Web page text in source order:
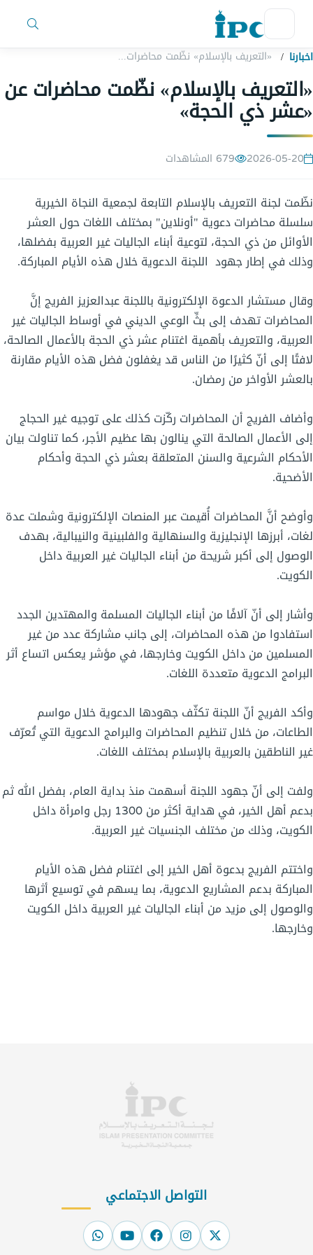
اخبارنا «التعريف بالإسلام» نظّمت محاضرات عن «عشر ذي الحجة»
«التعريف بالإسلام» نظّمت محاضرات عن
«عشر ذي الحجة»
2026-05-20 679 المشاهدات
نظّمت لجنة التعريف بالإسلام التابعة لجمعية النجاة الخيرية
سلسلة محاضرات دعوية "أونلاين" بمختلف اللغات حول العشر
الأوائل من ذي الحجة، لتوعية أبناء الجاليات غير العربية بفضلها،
وذلك في إطار جهود اللجنة الدعوية خلال هذه الأيام المباركة.
وقال مستشار الدعوة الإلكترونية باللجنة عبدالعزيز الفريج إنَّ
المحاضرات تهدف إلى بثِّ الوعي الديني في أوساط الجاليات غير
العربية، والتعريف بأهمية اغتنام عشر ذي الحجة بالأعمال الصالحة،
لافتًا إلى أنّ كثيرًا من الناس قد يغفلون فضل هذه الأيام مقارنة
بالعشر الأواخر من رمضان.
وأضاف الفريج أن المحاضرات ركّزت كذلك على توجيه غير الحجاج
إلى الأعمال الصالحة التي ينالون بها عظيم الأجر، كما تناولت بيان
الأحكام الشرعية والسنن المتعلقة بعشر ذي الحجة وأحكام
الأضحية.
وأوضح أنَّ المحاضرات أُقيمت عبر المنصات الإلكترونية وشملت عدة
لغات، أبرزها الإنجليزية والسنهالية والفلبينية والنيبالية، بهدف
الوصول إلى أكبر شريحة من أبناء الجاليات غير العربية داخل
الكويت.
وأشار إلى أنّ آلافًا من أبناء الجاليات المسلمة والمهتدين الجدد
استفادوا من هذه المحاضرات، إلى جانب مشاركة عدد من غير
المسلمين من داخل الكويت وخارجها، في مؤشر يعكس اتساع أثر
البرامج الدعوية متعددة اللغات.
وأكد الفريج أنّ اللجنة تكثّف جهودها الدعوية خلال مواسم
الطاعات، من خلال تنظيم المحاضرات والبرامج الدعوية التي تُعرّف
غير الناطقين بالعربية بالإسلام بمختلف اللغات.
ولفت إلى أنّ جهود اللجنة أسهمت منذ بداية العام، بفضل الله ثم
بدعم أهل الخير، في هداية أكثر من 1300 رجل وامرأة داخل
الكويت، وذلك من مختلف الجنسيات غير العربية.
واختتم الفريج بدعوة أهل الخير إلى اغتنام فضل هذه الأيام
المباركة بدعم المشاريع الدعوية، بما يسهم في توسيع أثرها
والوصول إلى مزيد من أبناء الجاليات غير العربية داخل الكويت
وخارجها.
التواصل الاجتماعي